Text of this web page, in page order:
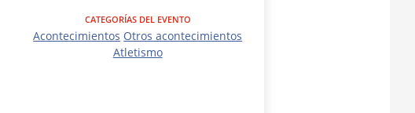
CATEGORÍAS DEL EVENTO
Acontecimientos Otros acontecimientos
Atletismo